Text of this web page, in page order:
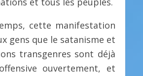
cette manifestation
gens que le satanisme et
transgenres sont déjà
ouvertement, et